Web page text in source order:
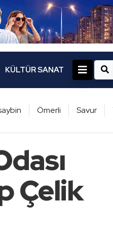
KÜLTÜR SANAT
Ömerli Savur
Çelik